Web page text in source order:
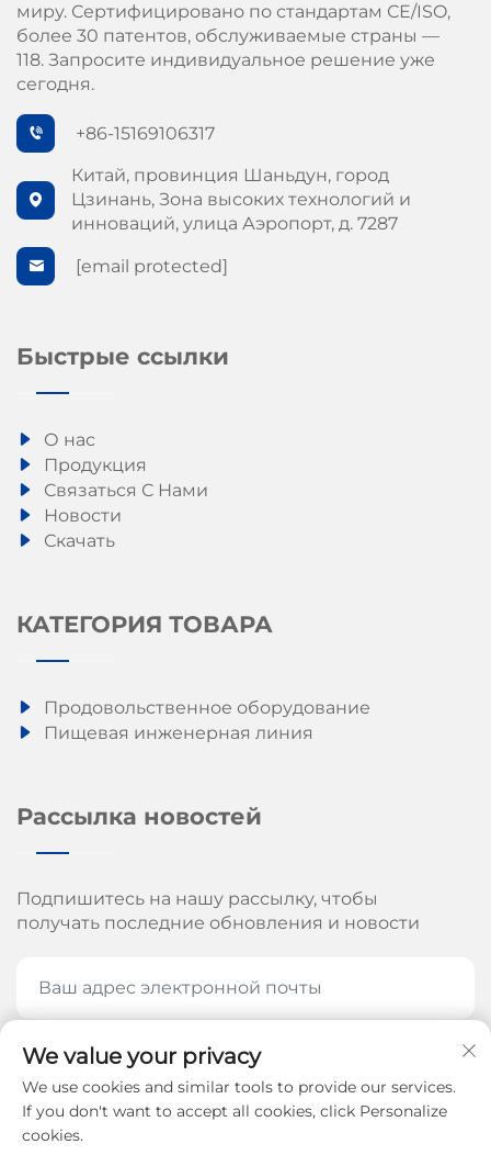
миру. Сертифицировано по стандартам СЕ/ISO,
более 30 патентов, обслуживаемые страны —
118. Запросите индивидуальное решение уже
сегодня.
+86-15169106317
Китай, провинция Шаньдун, город
Цзинань, Зона высоких технологий и
инноваций, улица Аэропорт, д. 7287
[email protected]
Быстрые ссылки
О нас
Продукция
Связаться С Нами
Новости
Скачать
КАТЕГОРИЯ ТОВАРА
Продовольственное оборудование
Пищевая инженерная линия
Рассылка новостей
Подпишитесь на нашу рассылку, чтобы
получать последние обновления и новости
ПОДПИШИТЕСЬ СЕЙЧАС
We value your privacy
We use cookies and similar tools to provide our services.
If you don't want to accept all cookies, click Personalize
cookies.